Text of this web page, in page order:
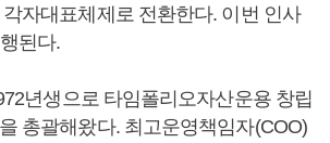
자대표체제로 전환한다. 이번 인사
된다.
년생으로 타임폴리오자산운용 창립
총괄해왔다. 최고운영책임자(COO)